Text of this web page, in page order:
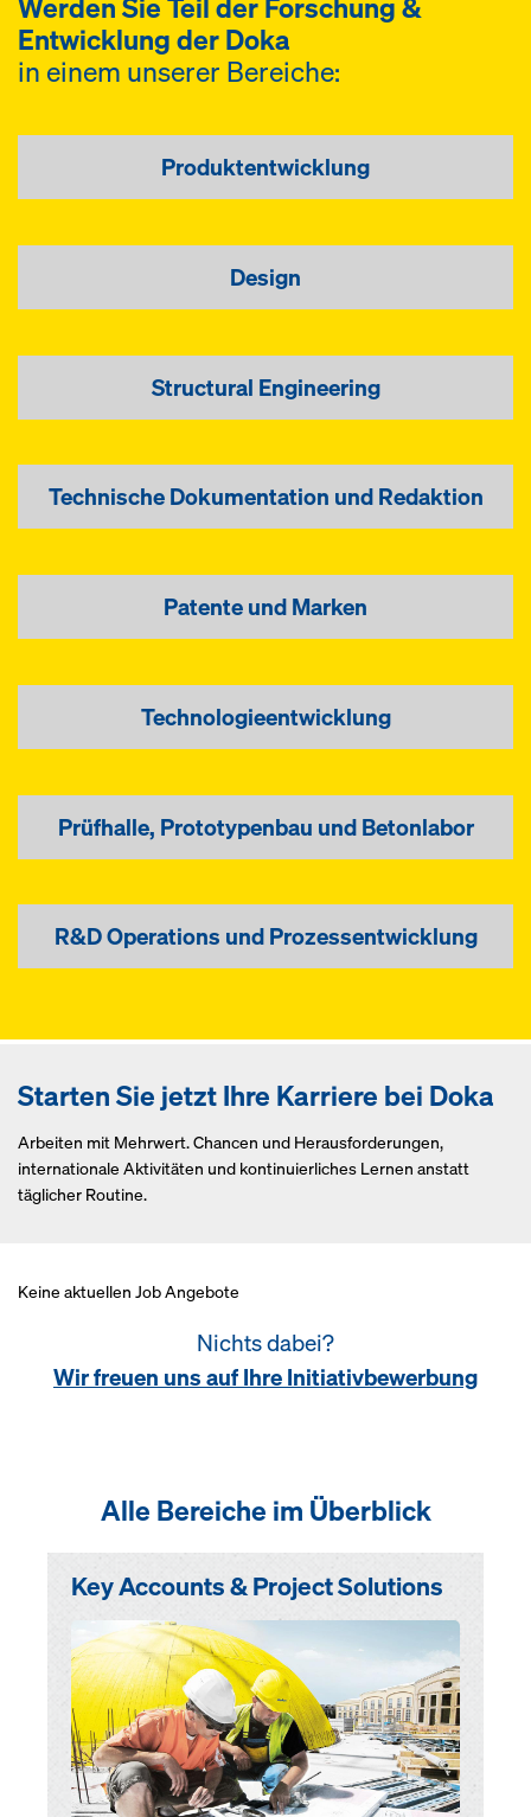
Werden Sie Teil der Forschung &
Entwicklung der Doka
in einem unserer Bereiche:
Produktentwicklung
Design
Structural Engineering
Technische Dokumentation und Redaktion
Patente und Marken
Technologieentwicklung
Prüfhalle, Prototypenbau und Betonlabor
R&D Operations und Prozessentwicklung
Starten Sie jetzt Ihre Karriere bei Doka
Arbeiten mit Mehrwert. Chancen und Herausforderungen,
internationale Aktivitäten und kontinuierliches Lernen anstatt
täglicher Routine.
Keine aktuellen Job Angebote
Nichts dabei?
Wir freuen uns auf Ihre Initiativbewerbung
Alle Bereiche im Überblick
Key Accounts & Project Solutions
Open